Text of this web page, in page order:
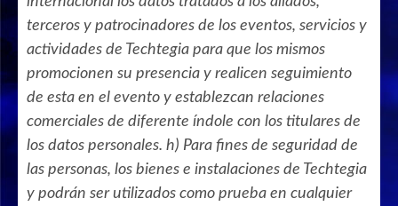
terceros y patrocinadores de los eventos, servicios y
actividades de Techtegia para que los mismos
promocionen su presencia y realicen seguimiento
de esta en el evento y establezcan relaciones
comerciales de diferente índole con los titulares de
los datos personales. h) Para fines de seguridad de
las personas, los bienes e instalaciones de Techtegia
y podrán ser utilizados como prueba en cualquier